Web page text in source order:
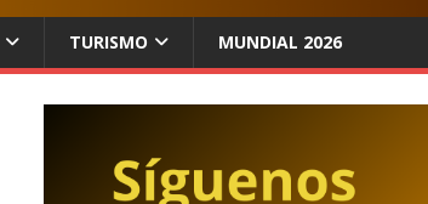
TURISMO MUNDIAL 2026